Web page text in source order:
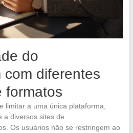
do
com diferentes
formatos
limitar a uma única plataforma,
a diversos sites de
Os usuários não se restringem ao